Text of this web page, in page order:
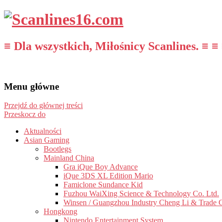
≡ Dla wszystkich, Miłośnicy Scanlines. ≡ ≡
Menu główne
Przejdź do głównej treści
Przeskocz do
Aktualności
Asian Gaming
Bootlegs
Mainland China
Gra iQue Boy Advance
iQue 3DS XL Edition Mario
Famiclone Sundance Kid
Fuzhou WaiXing Science & Technology Co. Ltd.
Winsen / Guangzhou Industry Cheng Li & Trade
Hongkong